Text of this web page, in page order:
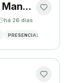
Content Creator & Marketing Manager
há 26 dias
PRESENCIAL